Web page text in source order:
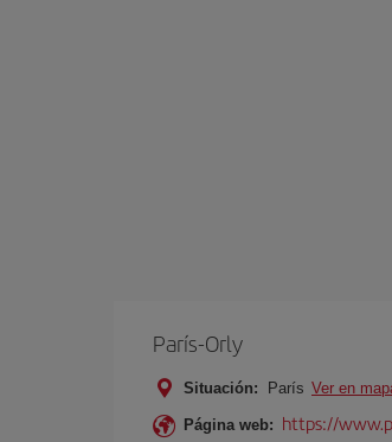
París-Orly
Situación: París Ver en
Página web: https://